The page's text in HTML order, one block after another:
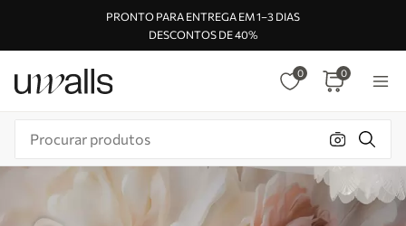
PRONTO PARA ENTREGA EM 1–3 DIAS
DESCONTOS DE 40%
0 0